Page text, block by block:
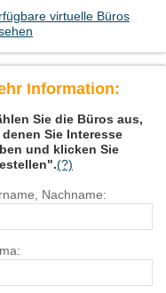
virtuelle Büros
Information:
Sie die Büros aus,
denen Sie Interesse
und klicken Sie
(?)
Nachname: